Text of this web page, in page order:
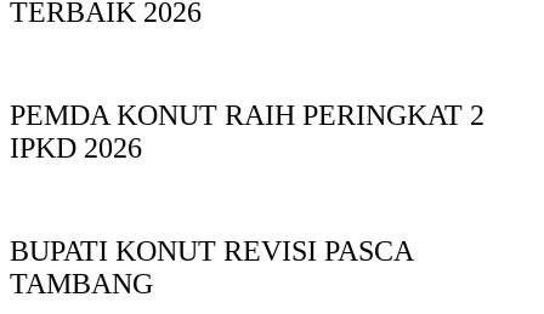
TERBAIK 2026
PEMDA KONUT RAIH PERINGKAT 2
IPKD 2026
BUPATI KONUT REVISI PASCA
TAMBANG